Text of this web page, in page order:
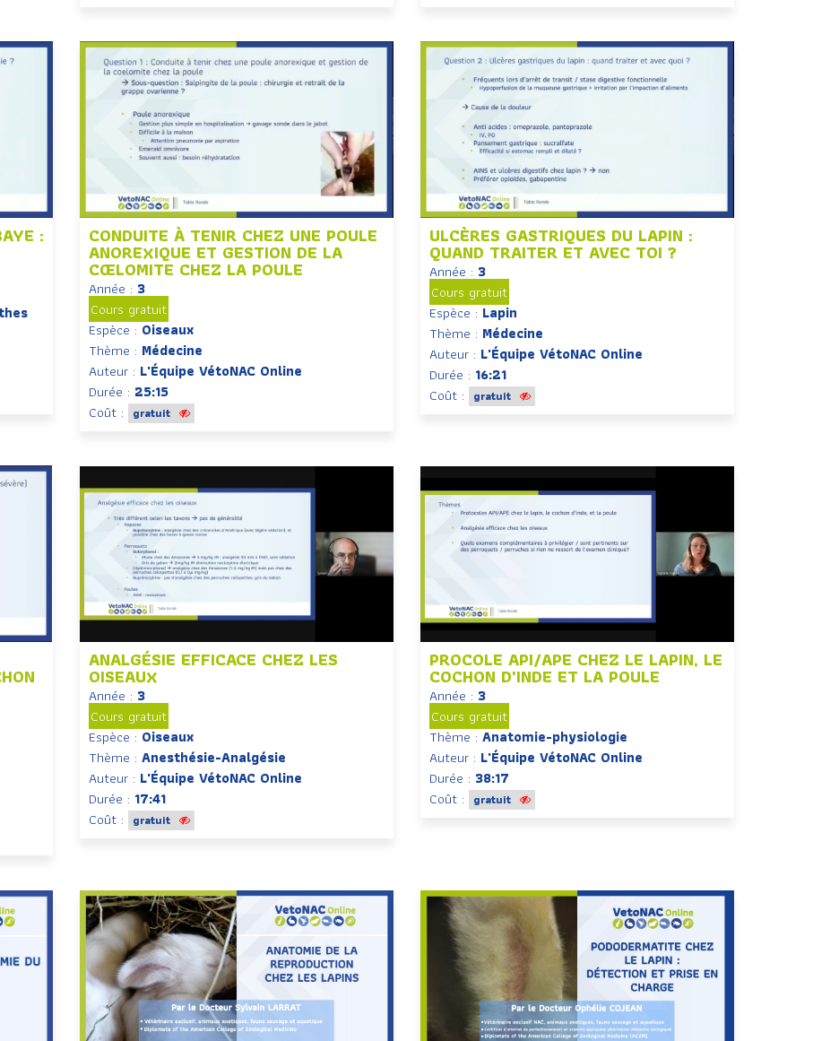
: CONDUITE À TENIR CHEZ UNE POULE
ANOREXIQUE ET GESTION DE LA
CŒLOMITE CHEZ LA POULE
Année : 3
Cours gratuit
Espèce :Oiseaux
Thème : Médecine
Auteur : L'Équipe VétoNAC Online
Durée : 25:15
Coût : gratuit
ULCÈRES GASTRIQUES DU LAPIN :
QUAND TRAITER ET AVEC TOI ?
Année : 3
Cours gratuit
Espèce :Lapin
Thème : Médecine
Auteur : L'Équipe VétoNAC Online
Durée : 16:21
Coût : gratuit
ANALGÉSIE EFFICACE CHEZ LES
OISEAUX
Année : 3
Cours gratuit
Espèce : Oiseaux
Thème : Anesthésie-Analgésie
Auteur : L'Équipe VétoNAC Online
Durée : 17:41
Coût : gratuit
PROCOLE API/APE CHEZ LE LAPIN, LE
COCHON D'INDE ET LA POULE
Année : 3
Cours gratuit
Thème : Anatomie-physiologie
Auteur : L'Équipe VétoNAC Online
Durée : 38:17
Coût : gratuit